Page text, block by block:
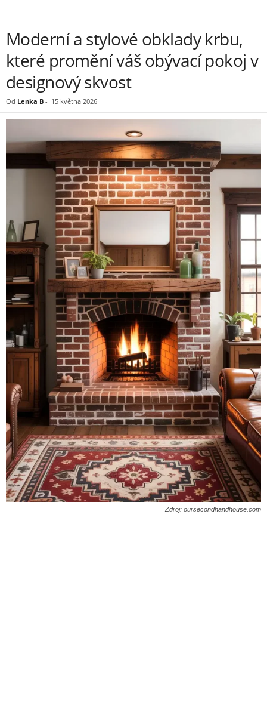
Moderní a stylové obklady krbu,
které promění váš obývací pokoj v
designový skvost
Od Lenka B - 15 května 2026
Zdroj: oursecondhandhouse.com